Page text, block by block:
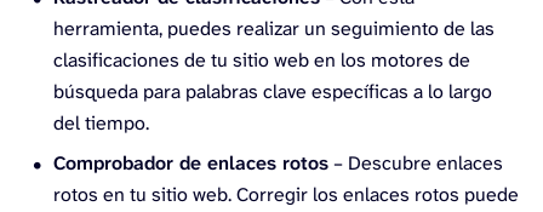
herramienta, puedes realizar un seguimiento de las
clasificaciones de tu sitio web en los motores de
búsqueda para palabras clave específicas a lo largo
del tiempo.
Comprobador de enlaces rotos– Descubre enlaces
rotos en tu sitio web. Corregir los enlaces rotos puede